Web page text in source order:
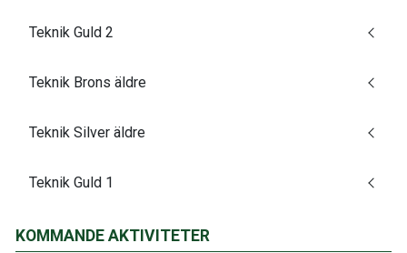
Teknik Guld 2
Teknik Brons äldre
Teknik Silver äldre
Teknik Guld 1
KOMMANDE AKTIVITETER